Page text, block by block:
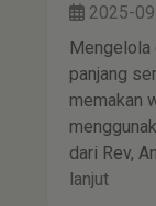
2025-
Mengelola
panjang
memakan
dari Rev,
lanjut